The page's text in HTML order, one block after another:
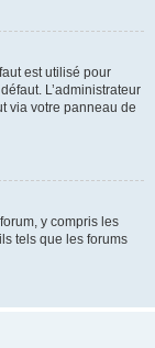
est utilisé pour
L’administrateur
via votre panneau de
y compris les
tels que les forums